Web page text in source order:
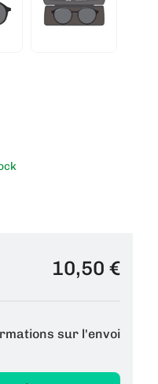
10,50 €
sur l'envoi